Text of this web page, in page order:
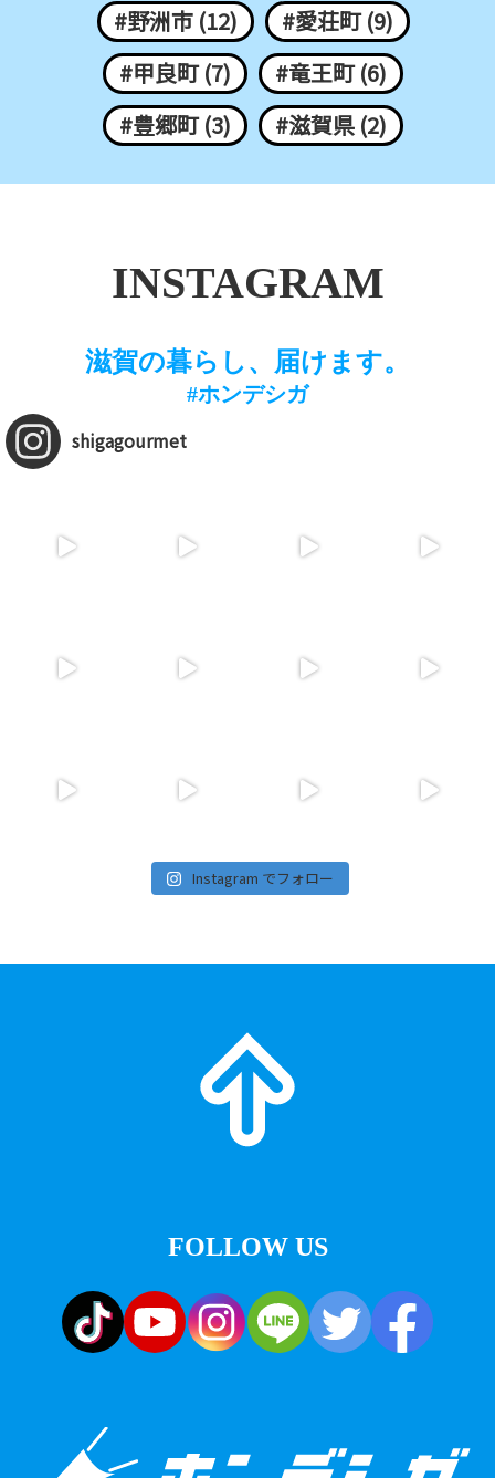
#野洲市 (12)
#愛荘町 (9)
#甲良町 (7)
#竜王町 (6)
#豊郷町 (3)
#滋賀県 (2)
INSTAGRAM
滋賀の暮らし、届けます。
#ホンデシガ
shigagourmet
Instagram でフォロー
FOLLOW US